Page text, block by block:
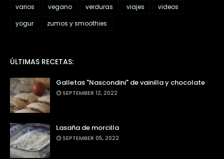
varios
vegano verduras viajes
videos
yogur
zumos y smoothies
ÚLTIMAS RECETAS:
Galletas "Nascondini" de vainilla y chocolate
SEPTEMBER 12, 2022
Lasaña de morcilla
SEPTEMBER 05, 2022